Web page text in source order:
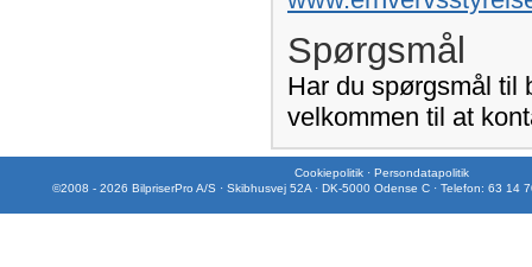
Spørgsmål
Har du spørgsmål til
velkommen til at
Cookiepolitik · Persondatapolitik
©2008 - 2026 BilpriserPro A/S · Skibhusvej 52A · DK-5000 Odense C · Telefon: 63 14